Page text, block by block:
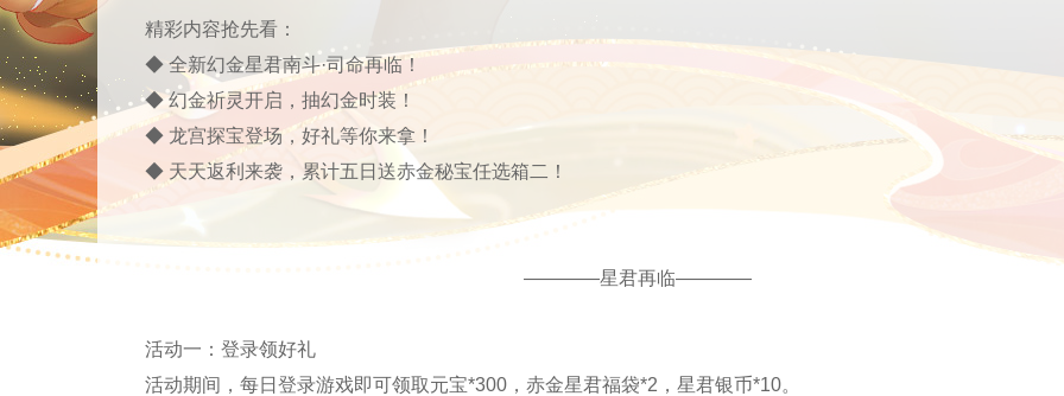
精彩内容抢先看：
◆ 全新幻金星君南斗·司命再临！
◆ 幻金祈灵开启，抽幻金时装！
◆ 龙宫探宝登场，好礼等你来拿！
◆ 天天返利来袭，累计五日送赤金秘宝任选箱二！
————星君再临————
活动一：登录领好礼
活动期间，每日登录游戏即可领取元宝*300，赤金星君福袋*2，星君银币*10。